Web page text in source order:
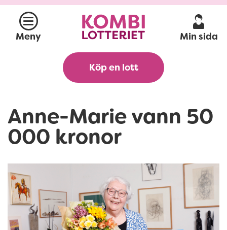
Meny Min sida
Köp en lott
Anne-Marie vann 50
000 kronor